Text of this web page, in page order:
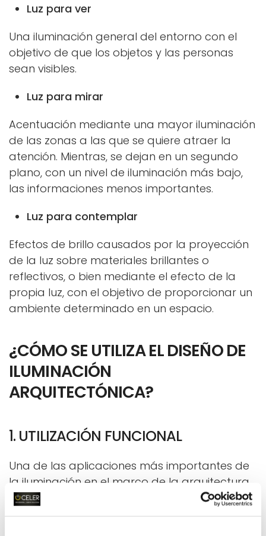
Luz para ver
Una iluminación general del entorno con el
objetivo de que los objetos y las personas
sean visibles.
Luz para mirar
Acentuación mediante una mayor iluminación
de las zonas a las que se quiere atraer la
atención. Mientras, se dejan en un segundo
plano, con un nivel de iluminación más bajo,
las informaciones menos importantes.
Luz para contemplar
Efectos de brillo causados por la proyección
de la luz sobre materiales brillantes o
reflectivos, o bien mediante el efecto de la
propia luz, con el objetivo de proporcionar un
ambiente determinado en un espacio.
¿CÓMO SE UTILIZA EL DISEÑO DE
ILUMINACIÓN
ARQUITECTÓNICA?
1. UTILIZACIÓN FUNCIONAL
Una de las aplicaciones más importantes de
la iluminación en el marco de la arquitectura
essustituir la falta de luz natural por la
artificial, en unos niveles adecuados para que